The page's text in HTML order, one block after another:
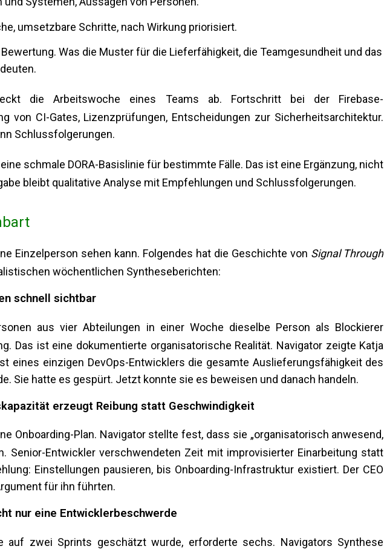
umsetzbare Schritte, nach Wirkung priorisiert.
Was die Muster für die Lieferfähigkeit, die Teamgesundheit und das
die Arbeitswoche eines Teams ab. Fortschritt bei der Firebase-
von CI-Gates, Lizenzprüfungen, Entscheidungen zur Sicherheitsarchitektur.
Schlussfolgerungen.
schmale DORA-Basislinie für bestimmte Fälle. Das ist eine Ergänzung, nicht
bleibt qualitative Analyse mit Empfehlungen und Schlussfolgerungen.
Einzelperson sehen kann. Folgendes hat die Geschichte von Signal Through
wöchentlichen Syntheseberichten:
schnell sichtbar
aus vier Abteilungen in einer Woche dieselbe Person als Blockierer
Das ist eine dokumentierte organisatorische Realität. Navigator zeigte Katja
eines einzigen DevOps-Entwicklers die gesamte Auslieferungsfähigkeit des
Sie hatte es gespürt. Jetzt konnte sie es beweisen und danach handeln.
erzeugt Reibung statt Geschwindigkeit
Onboarding-Plan. Navigator stellte fest, dass sie „organisatorisch anwesend,
Senior-Entwickler verschwendeten Zeit mit improvisierter Einarbeitung statt
Einstellungen pausieren, bis Onboarding-Infrastruktur existiert. Der CEO
für ihn führten.
nur eine Entwicklerbeschwerde
auf zwei Sprints geschätzt wurde, erforderte sechs. Navigators Synthese